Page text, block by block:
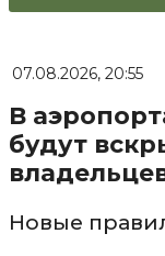
07.08.2026, 20:55
В
будут
Новые